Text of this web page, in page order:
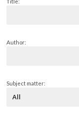
Title:
Author:
Subject matter: